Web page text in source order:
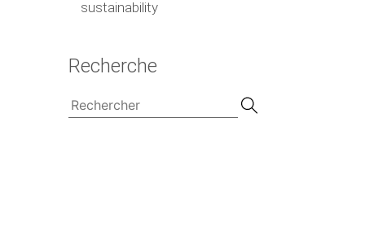
sustainability
Recherche